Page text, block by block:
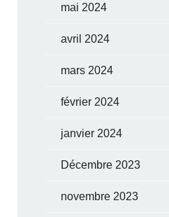
mai 2024
avril 2024
mars 2024
février 2024
janvier 2024
Décembre 2023
novembre 2023